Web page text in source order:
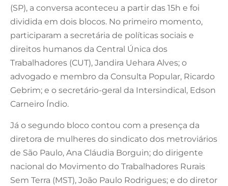
(SP), a conversa aconteceu a partir das 15h e foi
dividida em dois blocos. No primeiro momento,
participaram a secretária de políticas sociais e
direitos humanos da Central Única dos
Trabalhadores (CUT), Jandira Uehara Alves; o
advogado e membro da Consulta Popular, Ricardo
Gebrim; e o secretário-geral da Intersindical, Edson
Carneiro Índio.
Já o segundo bloco contou com a presença da
diretora de mulheres do sindicato dos metroviários
de São Paulo, Ana Cláudia Borguin; do dirigente
nacional do Movimento do Trabalhadores Rurais
Sem Terra (MST), João Paulo Rodrigues; e do diretor